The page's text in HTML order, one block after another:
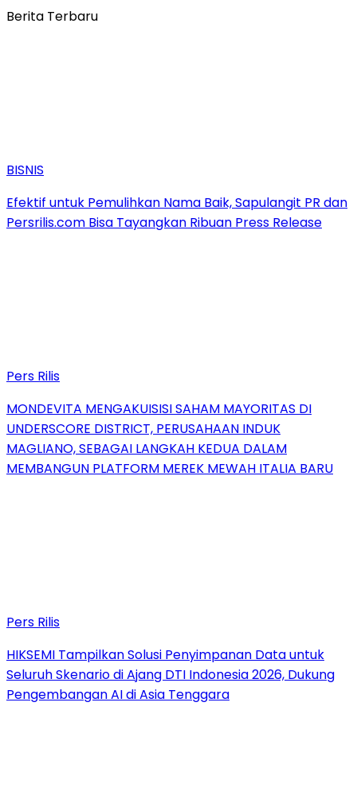
Berita Terbaru
BISNIS
Efektif untuk Pemulihkan Nama Baik, Sapulangit PR dan
Persrilis.com Bisa Tayangkan Ribuan Press Release
Pers Rilis
MONDEVITA MENGAKUISISI SAHAM MAYORITAS DI
UNDERSCORE DISTRICT, PERUSAHAAN INDUK
MAGLIANO, SEBAGAI LANGKAH KEDUA DALAM
MEMBANGUN PLATFORM MEREK MEWAH ITALIA BARU
Pers Rilis
HIKSEMI Tampilkan Solusi Penyimpanan Data untuk
Seluruh Skenario di Ajang DTI Indonesia 2026, Dukung
Pengembangan AI di Asia Tenggara